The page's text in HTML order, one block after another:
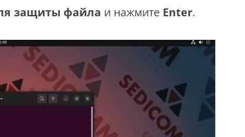
защиты файла и нажмите Enter.